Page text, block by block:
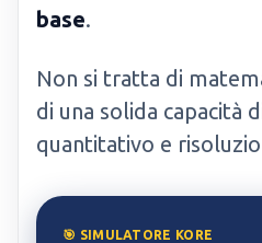
base.
Non si tratta di
di una solida capacità
quantitativo e
🎯 SIMULATORE KORE